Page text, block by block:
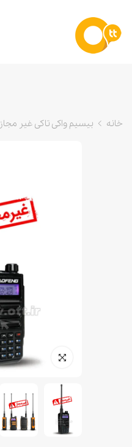
خانه بیسیم واکی تاکی غیر مجاز